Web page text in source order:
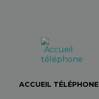
ACCUEIL TÉLÉPHONE